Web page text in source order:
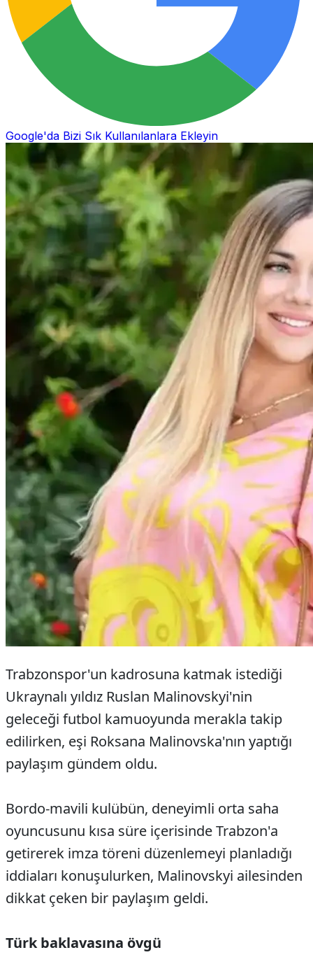
Google'da Bizi Sık Kullanılanlara Ekleyin
Trabzonspor'un kadrosuna katmak istediği
Ukraynalı yıldız Ruslan Malinovskyi'nin
geleceği futbol kamuoyunda merakla takip
edilirken, eşi Roksana Malinovska'nın yaptığı
paylaşım gündem oldu.
Bordo-mavili kulübün, deneyimli orta saha
oyuncusunu kısa süre içerisinde Trabzon'a
getirerek imza töreni düzenlemeyi planladığı
iddiaları konuşulurken, Malinovskyi ailesinden
dikkat çeken bir paylaşım geldi.
Türk baklavasına övgü